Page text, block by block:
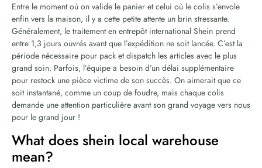
Entre le moment où on valide le panier et celui où le colis s’envole
enfin vers la maison, il y a cette petite attente un brin stressante.
Généralement, le traitement en entrepôt international Shein prend
entre 1,3 jours ouvrés avant que l’expédition ne soit lancée. C’est la
période nécessaire pour pack et dispatch les articles avec le plus
grand soin. Parfois, l’équipe a besoin d’un délai supplémentaire
pour restock une pièce victime de son succès. On aimerait que ce
soit instantané, comme un coup de foudre, mais chaque colis
demande une attention particulière avant son grand voyage vers nous
pour le grand jour !
What does shein local warehouse
mean?